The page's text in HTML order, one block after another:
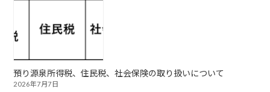
預り源泉所得税、住民税、社会保険の取り扱いについて
2026年7月7日